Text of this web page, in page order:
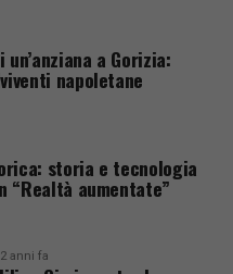
a Gorizia:
napoletane
storia e tecnologia
“Realtà aumentate”
2 anni fa